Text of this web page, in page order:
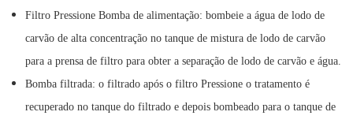
Filtro Pressione Bomba de alimentação: bombeie a água de lodo de
carvão de alta concentração no tanque de mistura de lodo de carvão
para a prensa de filtro para obter a separação de lodo de carvão e água.
Bomba filtrada: o filtrado após o filtro Pressione o tratamento é
recuperado no tanque do filtrado e depois bombeado para o tanque de